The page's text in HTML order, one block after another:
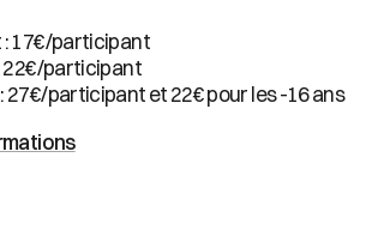
17€/participant
22€/participant
27€/participant et 22€ pour les -16 ans